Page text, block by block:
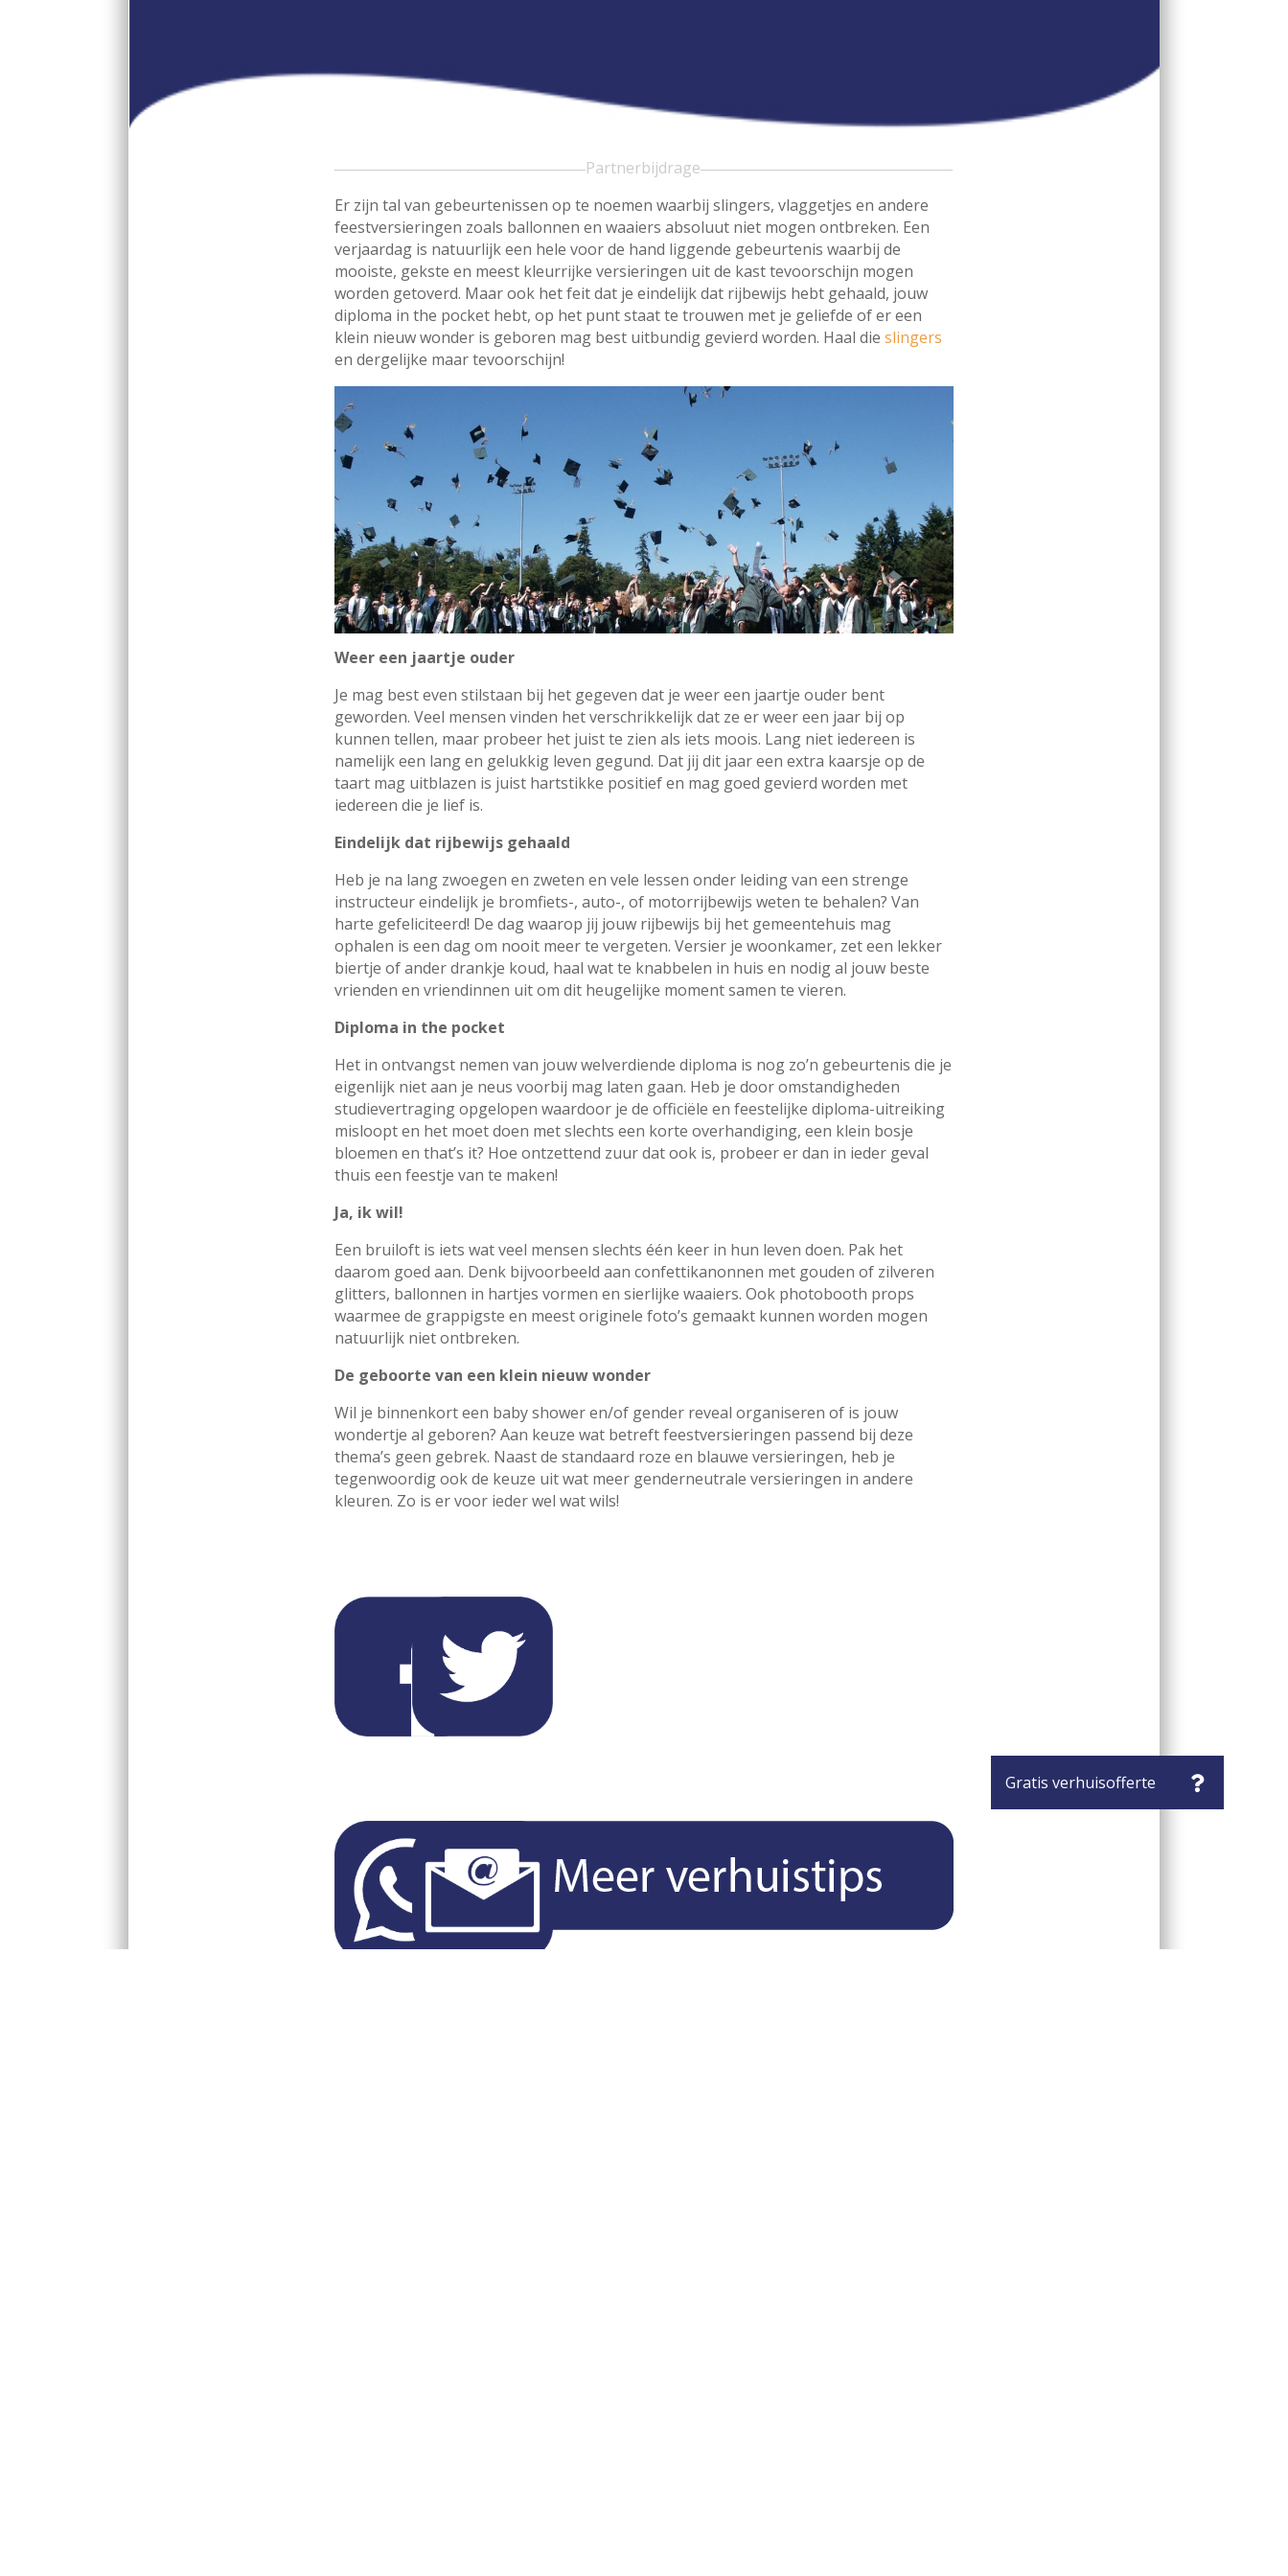
Partnerbijdrage
Er zijn tal van gebeurtenissen op te noemen waarbij slingers, vlaggetjes en andere
feestversieringen zoals ballonnen en waaiers absoluut niet mogen ontbreken. Een
verjaardag is natuurlijk een hele voor de hand liggende gebeurtenis waarbij de
mooiste, gekste en meest kleurrijke versieringen uit de kast tevoorschijn mogen
worden getoverd. Maar ook het feit dat je eindelijk dat rijbewijs hebt gehaald, jouw
diploma in the pocket hebt, op het punt staat te trouwen met je geliefde of er een
klein nieuw wonder is geboren mag best uitbundig gevierd worden. Haal dieslingers
en dergelijke maar tevoorschijn!
Weer een jaartje ouder
Je mag best even stilstaan bij het gegeven dat je weer een jaartje ouder bent
geworden. Veel mensen vinden het verschrikkelijk dat ze er weer een jaar bij op
kunnen tellen, maar probeer het juist te zien als iets moois. Lang niet iedereen is
namelijk een lang en gelukkig leven gegund. Dat jij dit jaar een extra kaarsje op de
taart mag uitblazen is juist hartstikke positief en mag goed gevierd worden met
iedereen die je lief is.
Eindelijk dat rijbewijs gehaald
Heb je na lang zwoegen en zweten en vele lessen onder leiding van een strenge
instructeur eindelijk je bromfiets-, auto-, of motorrijbewijs weten te behalen? Van
harte gefeliciteerd! De dag waarop jij jouw rijbewijs bij het gemeentehuis mag
ophalen is een dag om nooit meer te vergeten. Versier je woonkamer, zet een lekker
biertje of ander drankje koud, haal wat te knabbelen in huis en nodig al jouw beste
vrienden en vriendinnen uit om dit heugelijke moment samen te vieren.
Diploma in the pocket
Het in ontvangst nemen van jouw welverdiende diploma is nog zo’n gebeurtenis die je
eigenlijk niet aan je neus voorbij mag laten gaan. Heb je door omstandigheden
studievertraging opgelopen waardoor je de officiële en feestelijke diploma-uitreiking
misloopt en het moet doen met slechts een korte overhandiging, een klein bosje
bloemen en that’s it? Hoe ontzettend zuur dat ook is, probeer er dan in ieder geval
thuis een feestje van te maken!
Ja, ik wil!
Een bruiloft is iets wat veel mensen slechts één keer in hun leven doen. Pak het
daarom goed aan. Denk bijvoorbeeld aan confettikanonnen met gouden of zilveren
glitters, ballonnen in hartjes vormen en sierlijke waaiers. Ook photobooth props
waarmee de grappigste en meest originele foto’s gemaakt kunnen worden mogen
natuurlijk niet ontbreken.
De geboorte van een klein nieuw wonder
Wil je binnenkort een baby shower en/of gender reveal organiseren of is jouw
wondertje al geboren? Aan keuze wat betreft feestversieringen passend bij deze
thema’s geen gebrek. Naast de standaard roze en blauwe versieringen, heb je
tegenwoordig ook de keuze uit wat meer genderneutrale versieringen in andere
kleuren. Zo is er voor ieder wel wat wils!